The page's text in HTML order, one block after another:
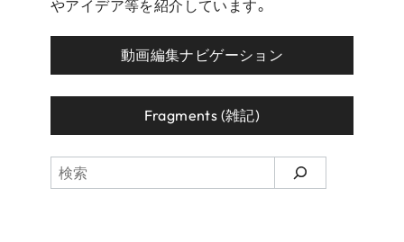
やアイデア等を紹介しています。
動画編集ナビゲーション
Fragments (雑記)
索